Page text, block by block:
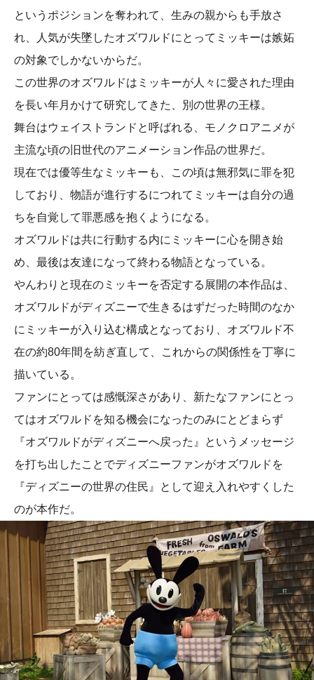
というポジションを奪われて、生みの親からも手放さ
れ、人気が失墜したオズワルドにとってミッキーは嫉妬
の対象でしかないからだ。
この世界のオズワルドはミッキーが人々に愛された理由
を長い年月かけて研究してきた、別の世界の王様。
舞台はウェイストランドと呼ばれる、モノクロアニメが
主流な頃の旧世代のアニメーション作品の世界だ。
現在では優等生なミッキーも、この頃は無邪気に罪を犯
しており、物語が進行するにつれてミッキーは自分の過
ちを自覚して罪悪感を抱くようになる。
オズワルドは共に行動する内にミッキーに心を開き始
め、最後は友達になって終わる物語となっている。
やんわりと現在のミッキーを否定する展開の本作品は、
オズワルドがディズニーで生きるはずだった時間のなか
にミッキーが入り込む構成となっており、オズワルド不
在の約80年間を紡ぎ直して、これからの関係性を丁寧に
描いている。
ファンにとっては感慨深さがあり、新たなファンにとっ
てはオズワルドを知る機会になったのみにとどまらず
『オズワルドがディズニーへ戻った』というメッセージ
を打ち出したことでディズニーファンがオズワルドを
『ディズニーの世界の住民』として迎え入れやすくした
のが本作だ。